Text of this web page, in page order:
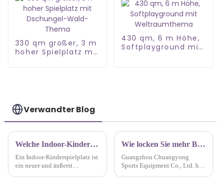
330 qm großer, 3 m
hoher Spielplatz mit
430 qm, 6 m Höhe,
Softplayground mit
Verwandter Blog
Welche Indoor-Kinderspielplatz-Stile sind derzeit auf dem Markt beliebt?
Ein Indoor-Kinderspielplatz ist
ein neuer und äußerst
Wie locken Sie mehr Besucher in Ihren Indoor-Spielplatz?
Guangzhou Chuangyong
Sports Equipment Co., Ltd. hat